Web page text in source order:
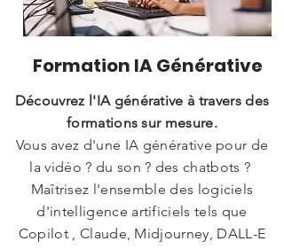
Formation IA Générative
Découvrez l'IA générative à travers des
formations sur mesure.
Vous avez d'une IA générative pour de
la vidéo ? du son ? des chatbots ?
Maîtrisez l'ensemble des logiciels
d'intelligence artificiels tels que
Copilot , Claude, Midjourney, DALL-E